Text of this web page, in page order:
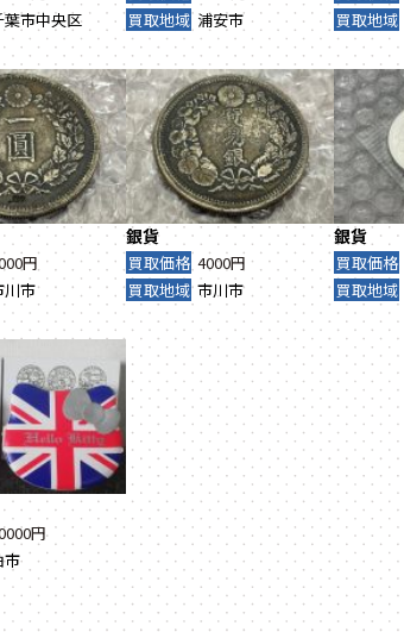
葉市中央区
買取地域 浦安市
買取地域
円
川市
銀貨
買取価格 4000円
買取地域 市川市
銀貨
買取価格
買取地域
円
市